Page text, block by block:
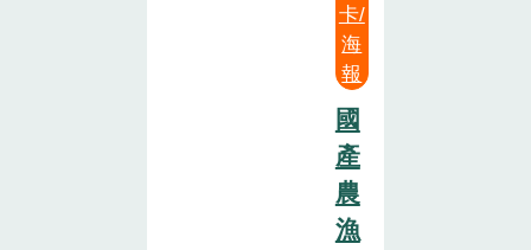
卡/
海
報
國
產
農
漁